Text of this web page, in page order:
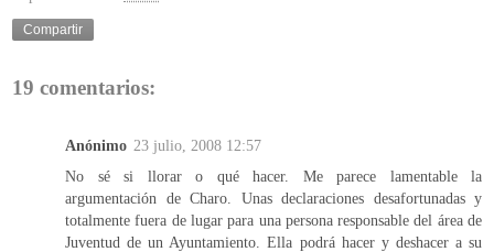
Compartir
19 comentarios:
Anónimo 23 julio, 2008 12:57
No sé si llorar o qué hacer. Me parece lamentable la
argumentación de Charo. Unas declaraciones desafortunadas y
totalmente fuera de lugar para una persona responsable del área de
Juventud de un Ayuntamiento. Ella podrá hacer y deshacer a su